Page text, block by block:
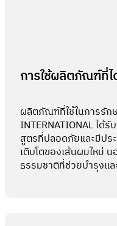
การใช้ผลิตภัณฑ์ที่
ผลิตภัณฑ์ที่ใช้ในการรัก
INTERNATIONAL ได้
สูตรที่ปลอดภัยและมีปร
เติบโตของเส้นผมใหม่
ธรรมชาติที่ช่วยบำรุงแ